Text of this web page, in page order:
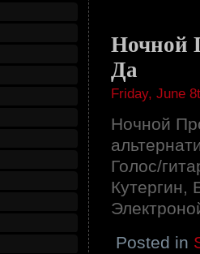
Ночной
Да
Friday, June
Ночной
Голос/
Кутергин,
Posted in